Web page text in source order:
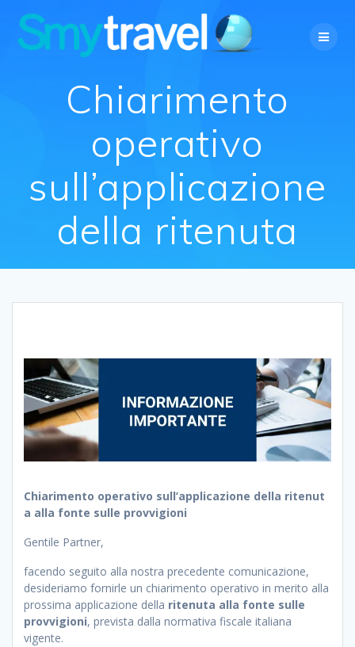
al
contenuto
Chiarimento
operativo
sull’applicazione
della ritenuta
Chiarimento operativo sull’applicazione della ritenut
a alla fonte sulle provvigioni
Gentile Partner,
facendo seguito alla nostra precedente comunicazione,
desideriamo fornirle un chiarimento operativo in merito alla
prossima applicazione della ritenuta alla fonte sulle
provvigioni, prevista dalla normativa fiscale italiana
vigente.